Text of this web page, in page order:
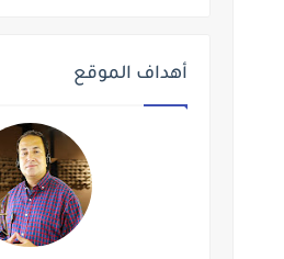
أهداف الموقع